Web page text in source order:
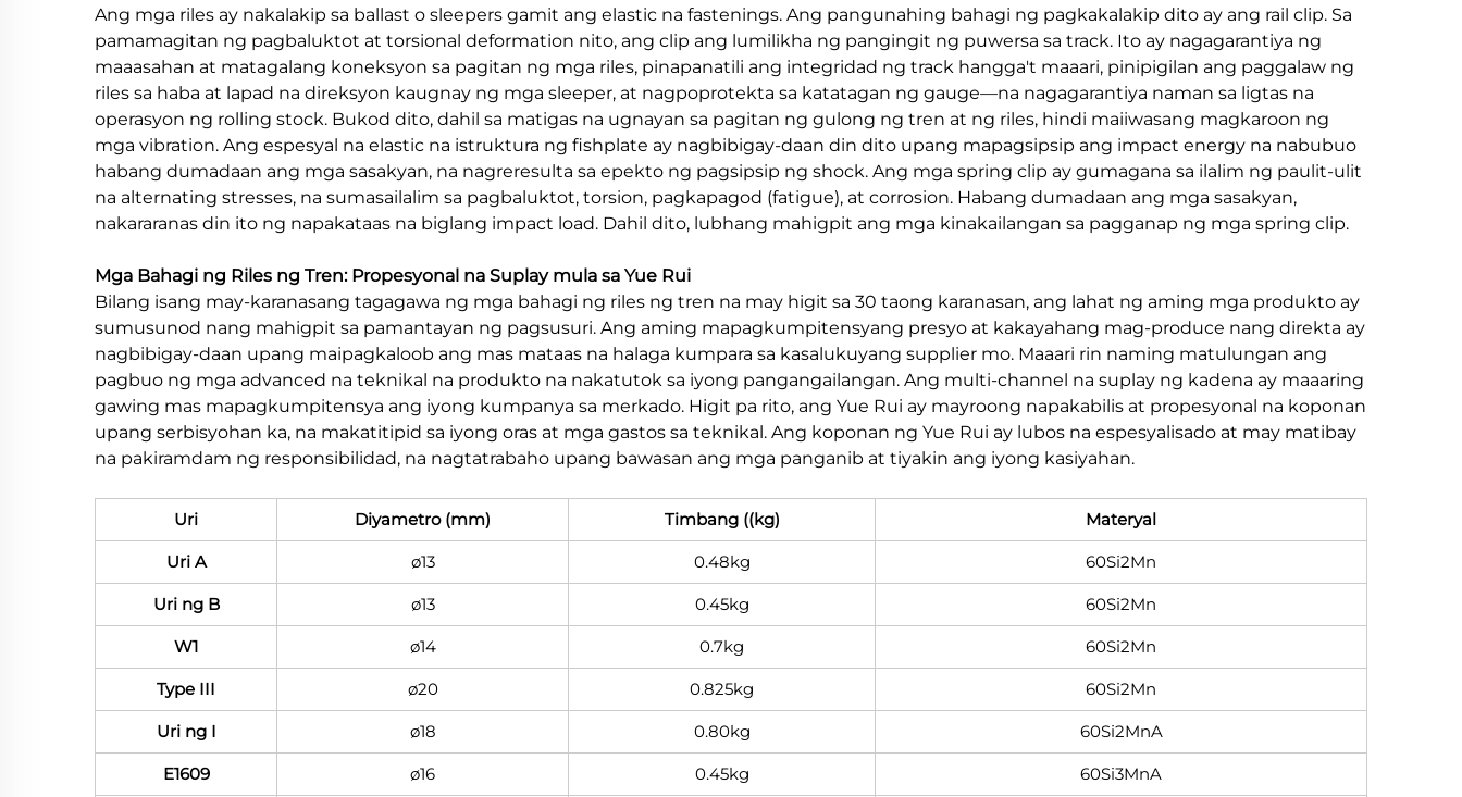
Ang mga riles ay nakalakip sa ballast o sleepers gamit ang elastic na fastenings. Ang pangunahing bahagi ng pagkakalakip dito ay ang rail clip. Sa
pamamagitan ng pagbaluktot at torsional deformation nito, ang clip ang lumilikha ng pangingit ng puwersa sa track. Ito ay nagagarantiya ng
maaasahan at matagalang koneksyon sa pagitan ng mga riles, pinapanatili ang integridad ng track hangga't maaari, pinipigilan ang paggalaw ng
riles sa haba at lapad na direksyon kaugnay ng mga sleeper, at nagpoprotekta sa katatagan ng gauge—na nagagarantiya naman sa ligtas na
operasyon ng rolling stock. Bukod dito, dahil sa matigas na ugnayan sa pagitan ng gulong ng tren at ng riles, hindi maiiwasang magkaroon ng
mga vibration. Ang espesyal na elastic na istruktura ng fishplate ay nagbibigay-daan din dito upang mapagsipsip ang impact energy na nabubuo
habang dumadaan ang mga sasakyan, na nagreresulta sa epekto ng pagsipsip ng shock. Ang mga spring clip ay gumagana sa ilalim ng paulit-ulit
na alternating stresses, na sumasailalim sa pagbaluktot, torsion, pagkapagod (fatigue), at corrosion. Habang dumadaan ang mga sasakyan,
nakararanas din ito ng napakataas na biglang impact load. Dahil dito, lubhang mahigpit ang mga kinakailangan sa pagganap ng mga spring clip.
Mga Bahagi ng Riles ng Tren: Propesyonal na Suplay mula sa Yue Rui
Bilang isang may-karanasang tagagawa ng mga bahagi ng riles ng tren na may higit sa 30 taong karanasan, ang lahat ng aming mga produkto ay
sumusunod nang mahigpit sa pamantayan ng pagsusuri. Ang aming mapagkumpitensyang presyo at kakayahang mag-produce nang direkta ay
nagbibigay-daan upang maipagkaloob ang mas mataas na halaga kumpara sa kasalukuyang supplier mo. Maaari rin naming matulungan ang
pagbuo ng mga advanced na teknikal na produkto na nakatutok sa iyong pangangailangan. Ang multi-channel na suplay ng kadena ay maaaring
gawing mas mapagkumpitensya ang iyong kumpanya sa merkado. Higit pa rito, ang Yue Rui ay mayroong napakabilis at propesyonal na koponan
upang serbisyohan ka, na makatitipid sa iyong oras at mga gastos sa teknikal. Ang koponan ng Yue Rui ay lubos na espesyalisado at may matibay
na pakiramdam ng responsibilidad, na nagtatrabaho upang bawasan ang mga panganib at tiyakin ang iyong kasiyahan.
Uri Diyametro (mm) Timbang ((kg) Materyal
Uri A ø13 0.48kg 60Si2Mn
Uri ng B ø13 0.45kg 60Si2Mn
W1 ø14 0.7kg 60Si2Mn
Type III ø20 0.825kg 60Si2Mn
Uri ng I ø18 0.80kg 60Si2MnA
E1609 ø16 0.45kg 60Si3MnA